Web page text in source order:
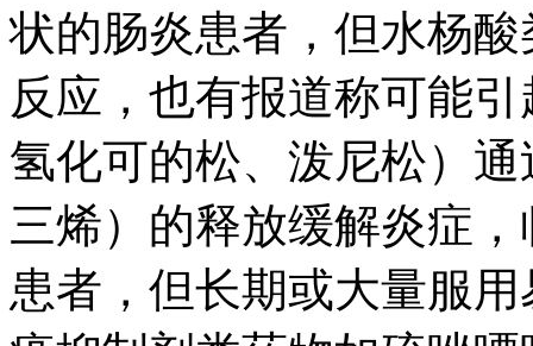
状的肠炎患者，但水杨
反应，也有报道称可能
氢化可的松、泼尼松）
三烯）的释放缓解炎症
患者，但长期或大量服